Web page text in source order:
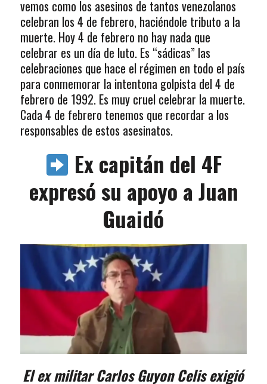
vemos como los asesinos de tantos venezolanos
celebran los 4 de febrero, haciéndole tributo a la
muerte. Hoy 4 de febrero no hay nada que
celebrar es un día de luto. Es “sádicas” las
celebraciones que hace el régimen en todo el país
para conmemorar la intentona golpista del 4 de
febrero de 1992. Es muy cruel celebrar la muerte.
Cada 4 de febrero tenemos que recordar a los
responsables de estos asesinatos.
Ex capitán del 4F
expresó su apoyo a Juan
Guaidó
El ex militar Carlos Guyon Celis exigió